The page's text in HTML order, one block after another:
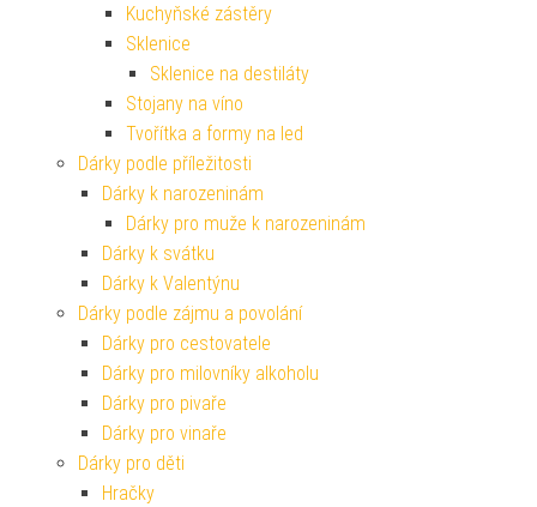
Kuchyňské zástěry
Sklenice
Sklenice na destiláty
Stojany na víno
Tvořítka a formy na led
Dárky podle příležitosti
Dárky k narozeninám
Dárky pro muže k narozeninám
Dárky k svátku
Dárky k Valentýnu
Dárky podle zájmu a povolání
Dárky pro cestovatele
Dárky pro milovníky alkoholu
Dárky pro pivaře
Dárky pro vinaře
Dárky pro děti
Hračky